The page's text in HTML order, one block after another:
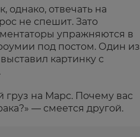
однако, отвечать на
не спешит. Зато
упражняются в
под постом. Один из
картинку с
груз на Марс. Почему вас
— смеется другой.